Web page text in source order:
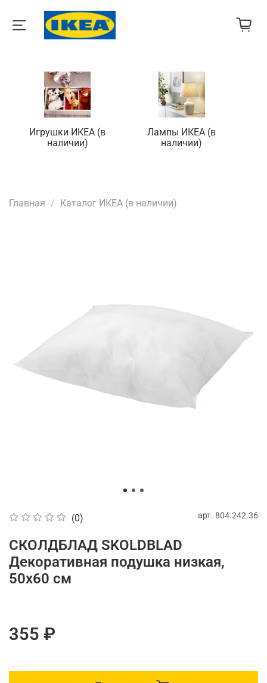
Игрушки ИКЕА (в
наличии)
Лампы ИКЕА (в
наличии)
Главная Каталог ИКЕА (в наличии)
(0) арт. 804.242.36
СКОЛДБЛАД SKOLDBLAD
Декоративная подушка низкая,
50x60 см
355 ₽